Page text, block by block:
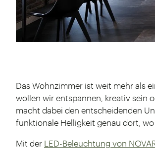
Das Wohnzimmer ist weit mehr als
wollen wir entspannen, kreativ sein
macht dabei den entscheidenden
funktionale Helligkeit genau dort,
Mit der LED-Beleuchtung von